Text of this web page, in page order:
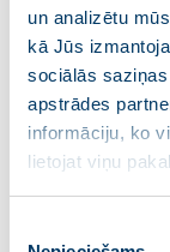
un analizētu
kā Jūs
sociālās
apstrādes
informāciju, ko
lietojat viņu
Diskusija tiks
JAUNĀ
https://
sākums 7.
Tiešraižu cikla
iepriekš,